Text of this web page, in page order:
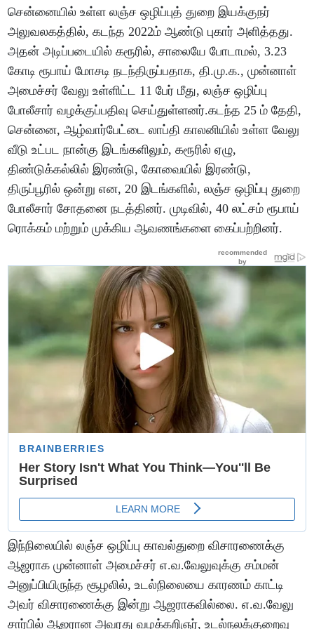
சென்னையில் உள்ள லஞ்ச ஒழிப்புத் துறை இயக்குநர்
அலுவலகத்தில், கடந்த 2022ம் ஆண்டு புகார் அளித்தது.
அதன் அடிப்படையில் கரூரில், சாலையே போடாமல், 3.23
கோடி ரூபாய் மோசடி நடந்திருப்பதாக, தி.மு.க., முன்னாள்
அமைச்சர் வேலு உள்ளிட்ட 11 பேர் மீது, லஞ்ச ஒழிப்பு
போலீசார் வழக்குப்பதிவு செய்துள்ளனர்.கடந்த 25 ம் தேதி,
சென்னை, ஆழ்வார்பேட்டை லாப்தி காலனியில் உள்ள வேலு
வீடு உட்பட நான்கு இடங்களிலும், கரூரில் ஏழு,
திண்டுக்கல்லில் இரண்டு, கோவையில் இரண்டு,
திருப்பூரில் ஒன்று என, 20 இடங்களில், லஞ்ச ஒழிப்பு துறை
போலீசார் சோதனை நடத்தினர். முடிவில், 40 லட்சம் ரூபாய்
ரொக்கம் மற்றும் முக்கிய ஆவணங்களை கைப்பற்றினர்.
இந்நிலையில் லஞ்ச ஒழிப்பு காவல்துறை விசாரணைக்கு
ஆஜராக முன்னாள் அமைச்சர் எ.வ.வேலுவுக்கு சம்மன்
அனுப்பியிருந்த சூழலில், உடல்நிலையை காரணம் காட்டி
அவர் விசாரணைக்கு இன்று ஆஜராகவில்லை. எ.வ.வேலு
சார்பில் ஆஜரான அவரது வழக்கறிஞர், உடல்நலக்குறைவு